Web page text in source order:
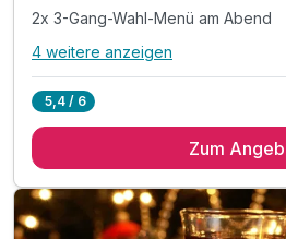
2x 3-Gang-Wahl-Menü am Abend
Alle Inklusivleistungen
2 x reichhaltiges Frühstücksbuffet
2x 3-Gang-Wahl-Menü am Abend
flauschiger Bademantel und
4 weitere anzeigen
5,4 / 6
Zum